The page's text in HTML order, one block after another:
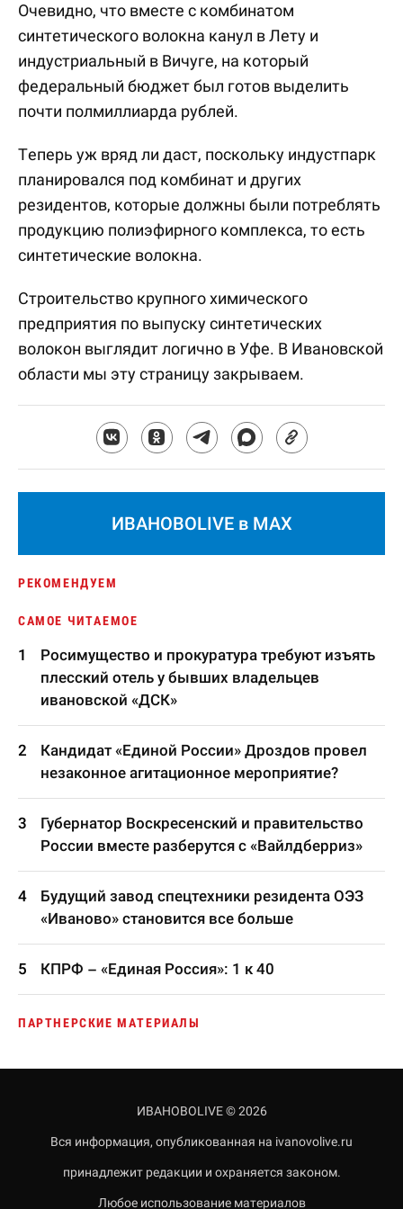
Очевидно, что вместе с комбинатом
синтетического волокна канул в Лету и
индустриальный в Вичуге, на который
федеральный бюджет был готов выделить
почти полмиллиарда рублей.
Теперь уж вряд ли даст, поскольку индустпарк
планировался под комбинат и других
резидентов, которые должны были потреблять
продукцию полиэфирного комплекса, то есть
синтетические волокна.
Строительство крупного химического
предприятия по выпуску синтетических
волокон выглядит логично в Уфе. В Ивановской
области мы эту страницу закрываем.
ИВАНОВОLIVE в MAX
РЕКОМЕНДУЕМ
САМОЕ ЧИТАЕМОЕ
Росимущество и прокуратура требуют изъять
плесский отель у бывших владельцев
ивановской «ДСК»
Кандидат «Единой России» Дроздов провел
незаконное агитационное мероприятие?
Губернатор Воскресенский и правительство
России вместе разберутся с «Вайлдберриз»
Будущий завод спецтехники резидента ОЭЗ
«Иваново» становится все больше
КПРФ – «Единая Россия»: 1 к 40
ПАРТНЕРСКИЕ МАТЕРИАЛЫ
ИВАНОВОLIVE © 2026
Вся информация, опубликованная на ivanovolive.ru
принадлежит редакции и охраняется законом.
Любое использование материалов